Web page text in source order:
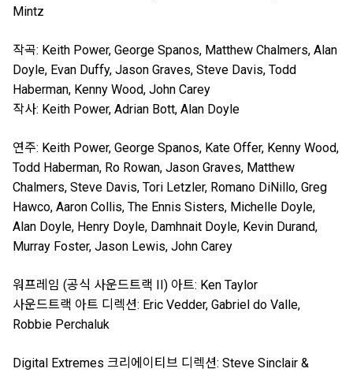
Mintz
작곡: Keith Power, George Spanos, Matthew Chalmers, Alan
Doyle, Evan Duffy, Jason Graves, Steve Davis, Todd
Haberman, Kenny Wood, John Carey
작사: Keith Power, Adrian Bott, Alan Doyle
연주: Keith Power, George Spanos, Kate Offer, Kenny Wood,
Todd Haberman, Ro Rowan, Jason Graves, Matthew
Chalmers, Steve Davis, Tori Letzler, Romano DiNillo, Greg
Hawco, Aaron Collis, The Ennis Sisters, Michelle Doyle,
Alan Doyle, Henry Doyle, Damhnait Doyle, Kevin Durand,
Murray Foster, Jason Lewis, John Carey
워프레임 (공식 사운드트랙 II) 아트: Ken Taylor
사운드트랙 아트 디렉션: Eric Vedder, Gabriel do Valle,
Robbie Perchaluk
Digital Extremes 크리에이티브 디렉션: Steve Sinclair &